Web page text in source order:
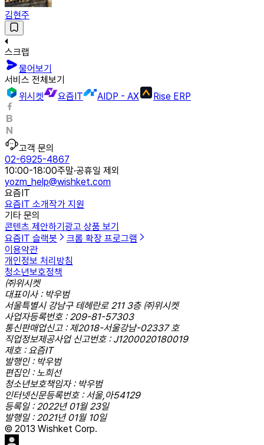
김현주
스크랩
물어보기
서비스 전체보기
위시켓
요즘IT AIDP - AX Rise ERP
고객 문의
02-6925-4867
10:00-18:00주말·공휴일 제외
yozm_help@wishket.com
요즘IT
요즘IT 소개작가 지원
기타 문의
콘텐츠 제안하기 광고 상품 보기
요즘IT 슬랙봇
크롬 확장 프로그램
이용약관
개인정보 처리방침
청소년보호정책
㈜위시켓
대표이사 : 박우범
서울특별시 강남구 테헤란로 211 3층 ㈜위시켓
사업자등록번호 : 209-81-57303
통신판매업신고 : 제2018-서울강남-02337 호
직업정보제공사업 신고번호 : J1200020180019
제호 : 요즘IT
발행인 : 박우범
편집인 : 노희선
청소년보호책임자 : 박우범
인터넷신문등록번호 : 서울,아54129
등록일 : 2022년 01월 23일
발행일 : 2021년 01월 10일
© 2013 Wishket Corp.